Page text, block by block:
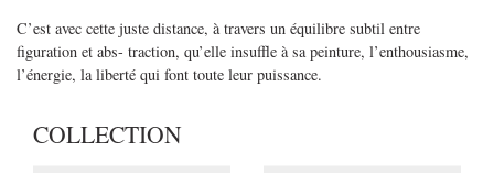
C’est avec cette juste distance, à travers un équilibre subtil entre
figuration et abs- traction, qu’elle insuffle à sa peinture, l’enthousiasme,
l’énergie, la liberté qui font toute leur puissance.
COLLECTION